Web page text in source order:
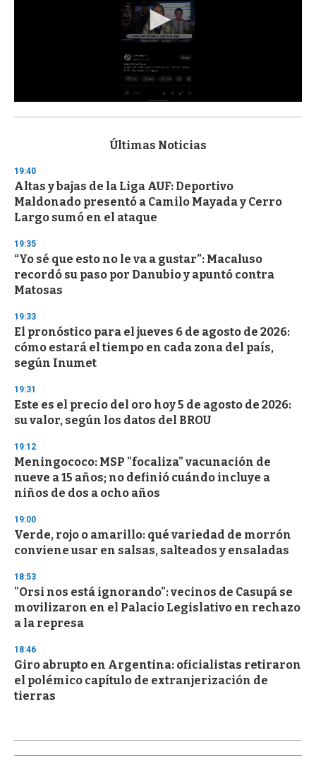
s
d
s
o
f
3
s
e
o
n
Últimas Noticias
19:40
Altas y bajas de la Liga AUF: Deportivo
Maldonado presentó a Camilo Mayada y Cerro
Largo sumó en el ataque
19:35
“Yo sé que esto no le va a gustar”: Macaluso
recordó su paso por Danubio y apuntó contra
Matosas
19:33
El pronóstico para el jueves 6 de agosto de 2026:
cómo estará el tiempo en cada zona del país,
según Inumet
19:31
Este es el precio del oro hoy 5 de agosto de 2026:
su valor, según los datos del BROU
19:12
Meningococo: MSP "focaliza" vacunación de
nueve a 15 años; no definió cuándo incluye a
niños de dos a ocho años
19:00
Verde, rojo o amarillo: qué variedad de morrón
conviene usar en salsas, salteados y ensaladas
18:53
"Orsi nos está ignorando": vecinos de Casupá se
movilizaron en el Palacio Legislativo en rechazo
a la represa
18:46
Giro abrupto en Argentina: oficialistas retiraron
el polémico capítulo de extranjerización de
tierras